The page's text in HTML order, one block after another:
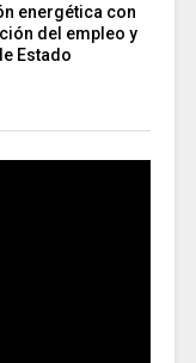
energética con
del empleo y
Estado